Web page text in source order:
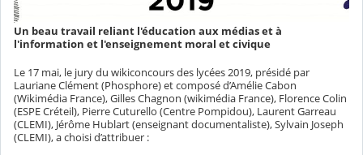
Un beau travail reliant l'éducation aux médias et à
l'information et l'enseignement moral et civique
Le 17 mai, le jury du wikiconcours des lycées 2019, présidé par
Lauriane Clément (Phosphore) et composé d’Amélie Cabon
(Wikimédia France), Gilles Chagnon (wikimédia France), Florence Colin
(ESPE Créteil), Pierre Cuturello (Centre Pompidou), Laurent Garreau
(CLEMI), Jérôme Hublart (enseignant documentaliste), Sylvain Joseph
(CLEMI), a choisi d’attribuer :